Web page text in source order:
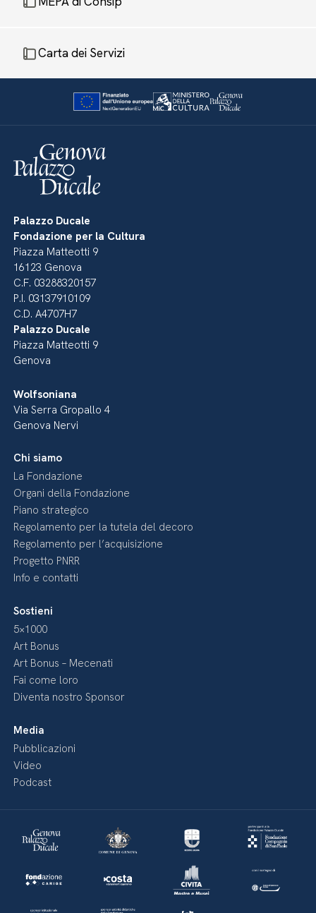
Carta dei Servizi
Palazzo Ducale
Fondazione per la Cultura
Piazza Matteotti 9
16123 Genova
C.F. 03288320157
P.I. 03137910109
C.D. A4707H7
Palazzo Ducale
Piazza Matteotti 9
Genova
Wolfsoniana
Via Serra Gropallo 4
Genova Nervi
Chi siamo
La Fondazione
Organi della Fondazione
Piano strategico
Regolamento per la tutela del decoro
Regolamento per l’acquisizione
Progetto PNRR
Info e contatti
Sostieni
5×1000
Art Bonus
Art Bonus – Mecenati
Fai come loro
Diventa nostro Sponsor
Media
Pubblicazioni
Video
Podcast